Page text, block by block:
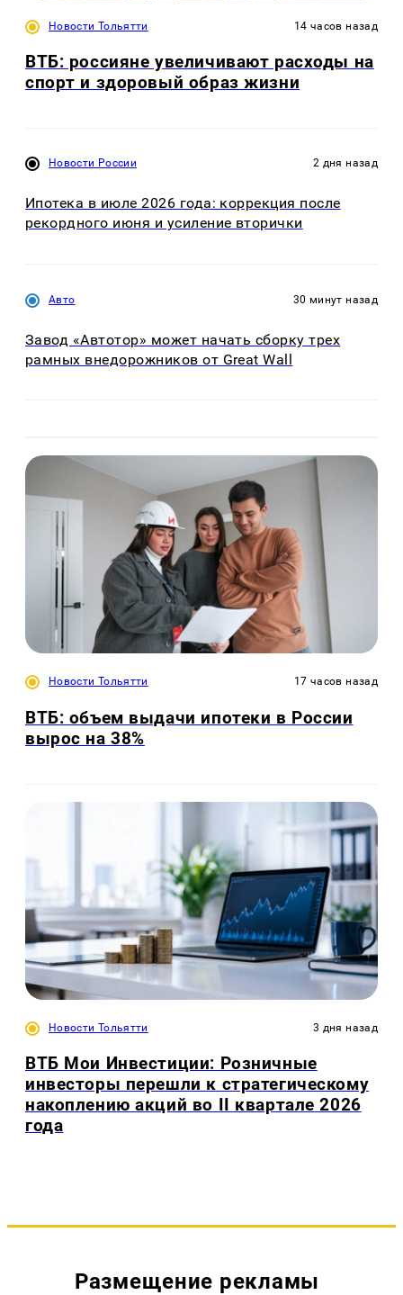
Новости Тольятти 14 часов назад
ВТБ: россияне увеличивают расходы на
спорт и здоровый образ жизни
Новости России 2 дня назад
Ипотека в июле 2026 года: коррекция после
рекордного июня и усиление вторички
Авто 30 минут назад
Завод «Автотор» может начать сборку трех
рамных внедорожников от Great Wall
Новости Тольятти 17 часов назад
ВТБ: объем выдачи ипотеки в России
вырос на 38%
Новости Тольятти 3 дня назад
ВТБ Мои Инвестиции: Розничные
инвесторы перешли к стратегическому
накоплению акций во II квартале 2026
года
Размещение рекламы